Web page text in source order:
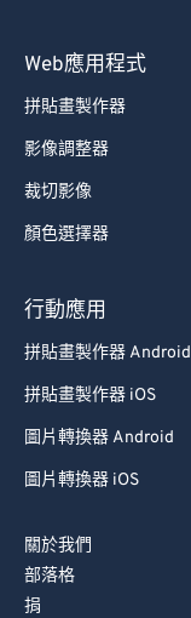
Web應用程式
拼貼畫製作器
影像調整器
裁切影像
顏色選擇器
行動應用
拼貼畫製作器 Android
拼貼畫製作器 iOS
圖片轉換器 Android
圖片轉換器 iOS
關於我們
部落格
捐